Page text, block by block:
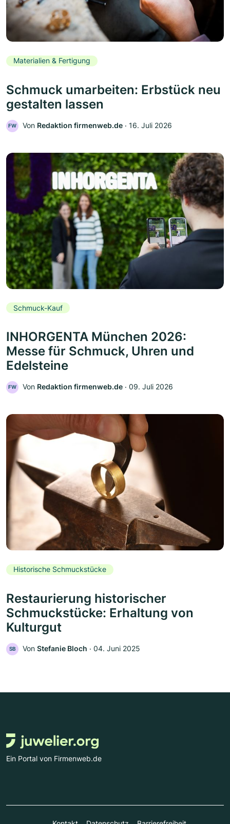
Materialien & Fertigung
Schmuck umarbeiten: Erbstück neu
gestalten lassen
FW Von Redaktion firmenweb.de ‧ 16. Juli 2026
Schmuck-Kauf
INHORGENTA München 2026:
Messe für Schmuck, Uhren und
Edelsteine
FW Von Redaktion firmenweb.de ‧ 09. Juli 2026
Historische Schmuckstücke
Restaurierung historischer
Schmuckstücke: Erhaltung von
Kulturgut
SB Von Stefanie Bloch ‧ 04. Juni 2025
Ein Portal von Firmenweb.de